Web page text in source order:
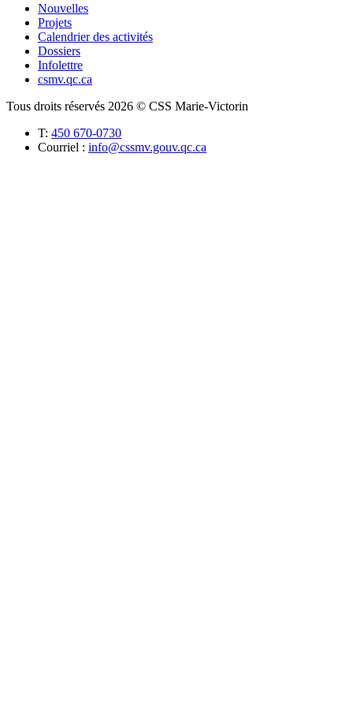
Nouvelles
Projets
Calendrier des activités
Dossiers
Infolettre
csmv.qc.ca
Tous droits réservés 2026 © CSS Marie-Victorin
T: 450 670-0730
Courriel : info@cssmv.gouv.qc.ca